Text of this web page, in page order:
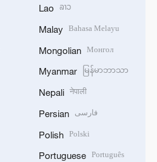
Lao ລາວ
Malay Bahasa Melayu
Mongolian Монгол
Myanmar မြန်မာဘာသာ
Nepali नेपाली
Persian فارسی
Polish Polski
Portuguese Português